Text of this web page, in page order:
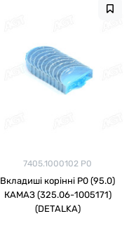
7405.1000102 Р0
Вкладиші корінні Р0 (95.0)
КАМАЗ (325.06-1005171)
(DETALKA)